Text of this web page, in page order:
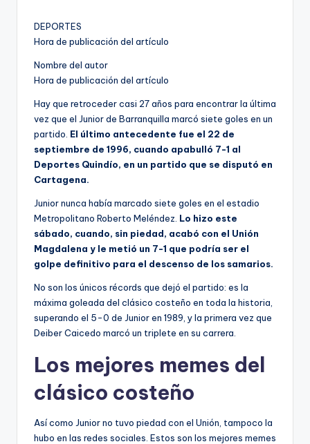
DEPORTES
Hora de publicación del artículo
Nombre del autor
Hora de publicación del artículo
Hay que retroceder casi 27 años para encontrar la última
vez que el Junior de Barranquilla marcó siete goles en un
partido. El último antecedente fue el 22 de
septiembre de 1996, cuando apabulló 7-1 al
Deportes Quindío, en un partido que se disputó en
Cartagena.
Junior nunca había marcado siete goles en el estadio
Metropolitano Roberto Meléndez. Lo hizo este
sábado, cuando, sin piedad, acabó con el Unión
Magdalena y le metió un 7-1 que podría ser el
golpe definitivo para el descenso de los samarios.
No son los únicos récords que dejó el partido: es la
máxima goleada del clásico costeño en toda la historia,
superando el 5-0 de Junior en 1989, y la primera vez que
Deiber Caicedo marcó un triplete en su carrera.
Los mejores memes del
clásico costeño
Así como Junior no tuvo piedad con el Unión, tampoco la
hubo en las redes sociales. Estos son los mejores memes